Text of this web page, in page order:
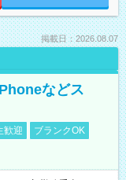
掲載日：2026.08.07
などス
歓迎
ブランクOK